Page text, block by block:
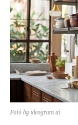
Fotó by ideogram.ai